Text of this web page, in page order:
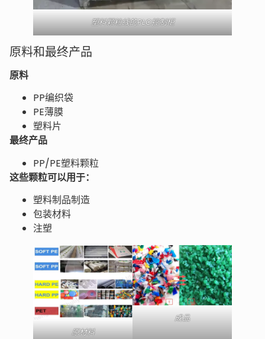
塑料颗粒线的PLC控制柜
原料和最终产品
原料
PP编织袋
PE薄膜
塑料片
最终产品
PP/PE塑料颗粒
这些颗粒可以用于：
塑料制品制造
包装材料
注塑
原材料
成品